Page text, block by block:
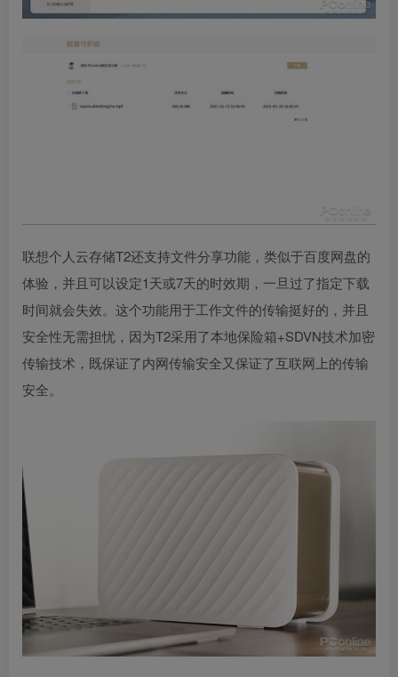
联想个人云存储T2还支持文件分享功能，类似于百度网盘的
体验，并且可以设定1天或7天的时效期，一旦过了指定下载
时间就会失效。这个功能用于工作文件的传输挺好的，并且
安全性无需担忧，因为T2采用了本地保险箱+SDVN技术加密
传输技术，既保证了内网传输安全又保证了互联网上的传输
安全。